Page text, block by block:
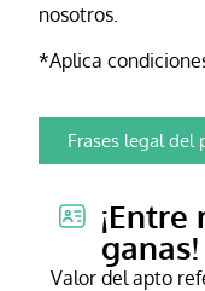
nosotros.
*Aplica
Frases legal del
ganas!
Valor del apto